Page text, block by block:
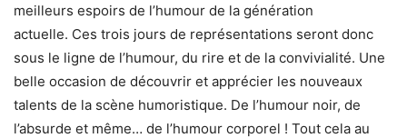
meilleurs espoirs de l’humour de la génération
actuelle. Ces trois jours de représentations seront donc
sous le ligne de l’humour, du rire et de la convivialité. Une
belle occasion de découvrir et apprécier les nouveaux
talents de la scène humoristique. De l’humour noir, de
l’absurde et même… de l’humour corporel ! Tout cela au